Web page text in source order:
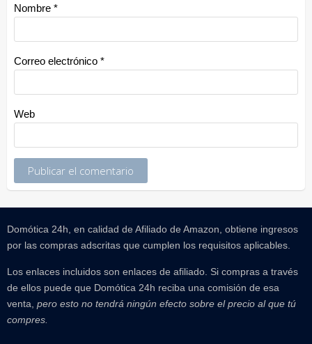
Nombre *
Correo electrónico *
Web
Domótica 24h, en calidad de Afiliado de Amazon, obtiene ingresos
por las compras adscritas que cumplen los requisitos aplicables.
Los enlaces incluidos son enlaces de afiliado. Si compras a través
de ellos puede que Domótica 24h reciba una comisión de esa
venta, pero esto no tendrá ningún efecto sobre el precio al que tú
compres.